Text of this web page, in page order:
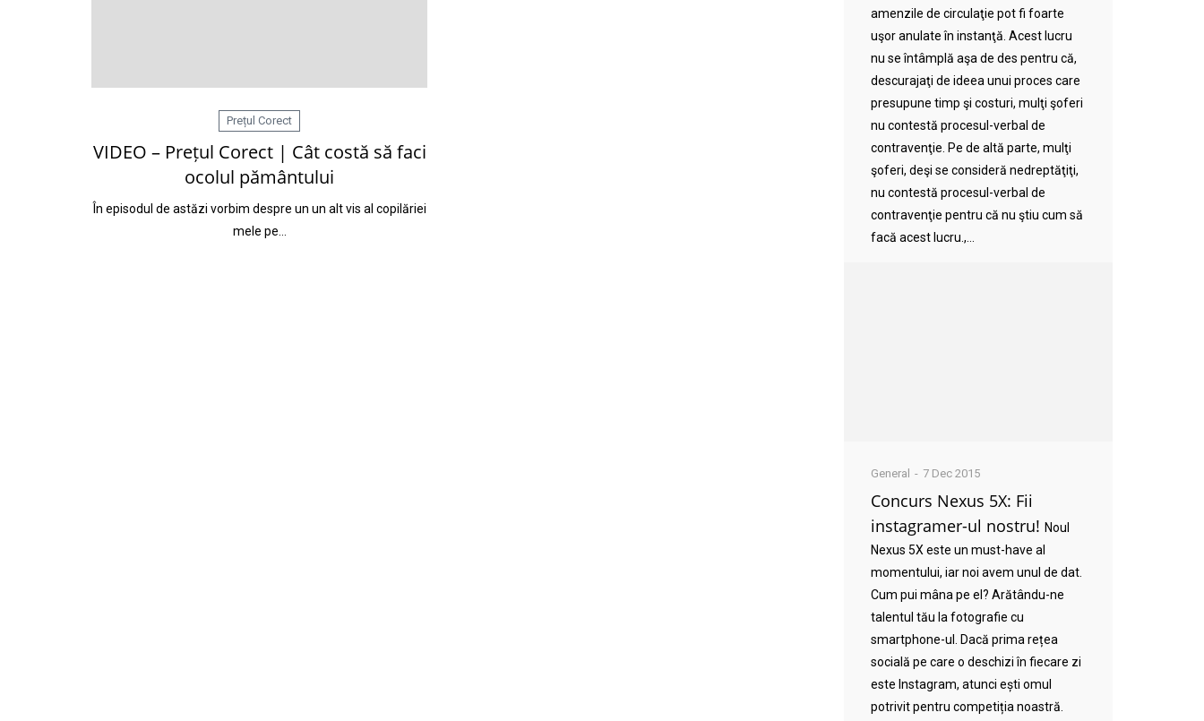
Prețul Corect
VIDEO – Prețul Corect | Cât costă să faci
ocolul pământului
În episodul de astăzi vorbim despre un un alt vis al copilăriei
mele pe…
amenzile de circulaţie pot fi foarte
uşor anulate în instanţă. Acest lucru
nu se întâmplă aşa de des pentru că,
descurajaţi de ideea unui proces care
presupune timp şi costuri, mulţi şoferi
nu contestă procesul-verbal de
contravenţie. Pe de altă parte, mulţi
şoferi, deşi se consideră nedreptăţiţi,
nu contestă procesul-verbal de
contravenţie pentru că nu ştiu cum să
facă acest lucru.,...
General 7 Dec 2015
Concurs Nexus 5X: Fii
instagramer-ul nostru! Noul
Nexus 5X este un must-have al
momentului, iar noi avem unul de dat.
Cum pui mâna pe el? Arătându-ne
talentul tău la fotografie cu
smartphone-ul. Dacă prima rețea
socială pe care o deschizi în fiecare zi
este Instagram, atunci ești omul
potrivit pentru competiția noastră.